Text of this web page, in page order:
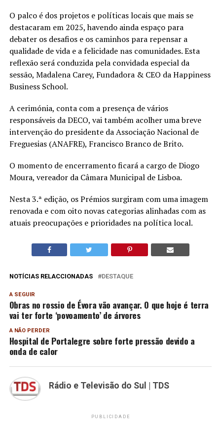
O palco é dos projetos e políticas locais que mais se
destacaram em 2025, havendo ainda espaço para
debater os desafios e os caminhos para repensar a
qualidade de vida e a felicidade nas comunidades. Esta
reflexão será conduzida pela convidada especial da
sessão, Madalena Carey, Fundadora & CEO da Happiness
Business School.
A cerimónia, conta com a presença de vários
responsáveis da DECO, vai também acolher uma breve
intervenção do presidente da Associação Nacional de
Freguesias (ANAFRE), Francisco Branco de Brito.
O momento de encerramento ficará a cargo de Diogo
Moura, vereador da Câmara Municipal de Lisboa.
Nesta 3.ª edição, os Prémios surgiram com uma imagem
renovada e com oito novas categorias alinhadas com as
atuais preocupações e prioridades na política local.
NOTÍCIAS RELACCIONADAS DESTAQUE
A SEGUIR
Obras no rossio de Évora vão avançar. O que hoje é terra
vai ter forte ‘povoamento’ de árvores
A NÃO PERDER
Hospital de Portalegre sobre forte pressão devido a
onda de calor
Rádio e Televisão do Sul | TDS
PUBLICIDADE